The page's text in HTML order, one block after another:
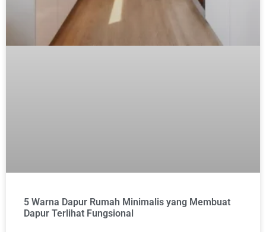
5 Warna Dapur Rumah Minimalis yang Membuat
Dapur Terlihat Fungsional